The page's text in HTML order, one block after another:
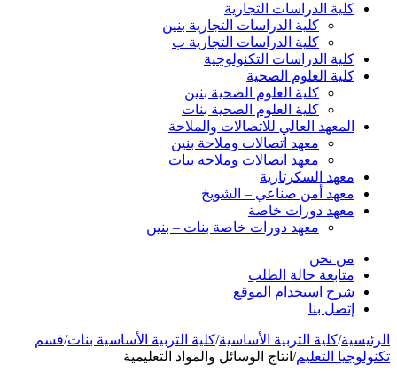
كلية الدراسات التجارية
كلية الدراسات التجارية بنين
كلية الدراسات التجارية ب
كلية الدراسات التكنولوجية
كلية العلوم الصحية
كلية العلوم الصحية بنين
كلية العلوم الصحية بنات
المعهد العالي للاتصالات والملاحة
معهد اتصالات وملاحة بنين
معهد اتصالات وملاحة بنات
معهد السكرتارية
معهد أمن صناعي – الشويخ
معهد دورات خاصة
معهد دورات خاصة بنات – بنين
من نحن
متابعة حالة الطلب
شرح استخدام الموقع
إتصل بنا
الرئيسية/كلية التربية الأساسية/كلية التربية الأساسية بنات/قسم
تكنولوجيا التعليم/ انتاج الوسائل والمواد التعليمية